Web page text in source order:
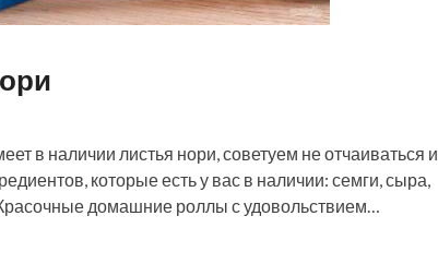
в наличии листья нори, советуем не отчаиваться и
которые есть у вас в наличии: семги, сыра,
домашние роллы с удовольствием…